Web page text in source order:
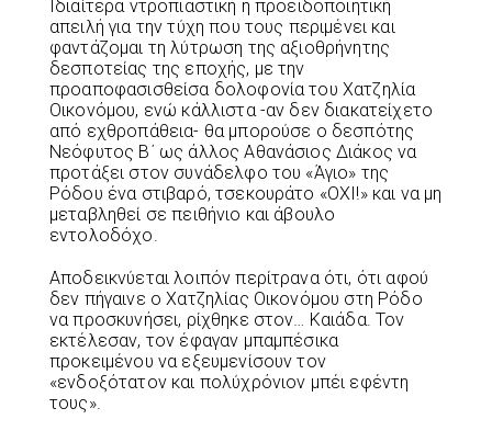
Ιδιαίτερα ντροπιαστική η προειδοποιητική
απειλή για την τύχη που τους περιμένει και
φαντάζομαι τη λύτρωση της αξιοθρήνητης
δεσποτείας της εποχής, με την
προαποφασισθείσα δολοφονία του Χατζηλία
Οικονόμου, ενώ κάλλιστα -αν δεν διακατείχετο
από εχθροπάθεια- θα μπορούσε ο δεσπότης
Νεόφυτος Β΄ ως άλλος Αθανάσιος Διάκος να
προτάξει στον συνάδελφο του «Άγιο» της
Ρόδου ένα στιβαρό, τσεκουράτο «ΟΧΙ!» και να μη
μεταβληθεί σε πειθήνιο και άβουλο
εντολοδόχο.
Αποδεικνύεται λοιπόν περίτρανα ότι, ότι αφού
δεν πήγαινε ο Χατζηλίας Οικονόμου στη Ρόδο
να προσκυνήσει, ρίχθηκε στον… Καιάδα. Τον
εκτέλεσαν, τον έφαγαν μπαμπέσικα
προκειμένου να εξευμενίσουν τον
«ενδοξότατον και πολύχρόνιον μπέι εφέντη
τους».